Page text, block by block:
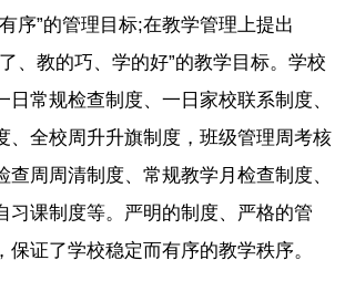
序”的管理目标;在教学管理上提出
、教的巧、学的好”的教学目标。学校
日常规检查制度、一日家校联系制度、
、全校周升升旗制度，班级管理周考核
查周周清制度、常规教学月检查制度、
习课制度等。严明的制度、严格的管
保证了学校稳定而有序的教学秩序。